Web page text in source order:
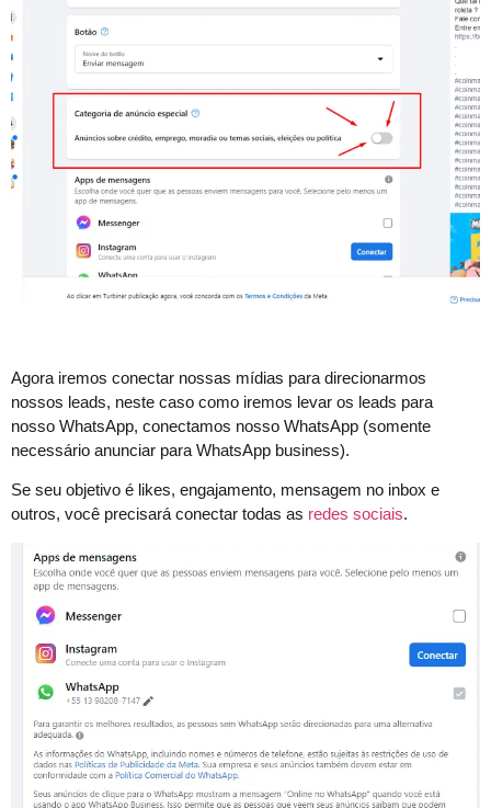
Agora iremos conectar nossas mídias para direcionarmos
nossos leads, neste caso como iremos levar os leads para
nosso WhatsApp, conectamos nosso WhatsApp (somente
necessário anunciar para WhatsApp business).
Se seu objetivo é likes, engajamento, mensagem no inbox e
outros, você precisará conectar todas as redes sociais.